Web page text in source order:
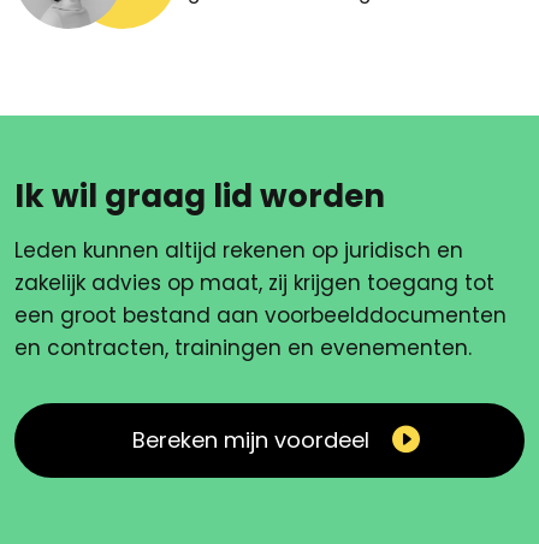
Ik wil graag lid worden
Leden kunnen altijd rekenen op juridisch en
zakelijk advies op maat, zij krijgen toegang tot
een groot bestand aan voorbeelddocumenten
en contracten, trainingen en evenementen.
Bereken mijn voordeel